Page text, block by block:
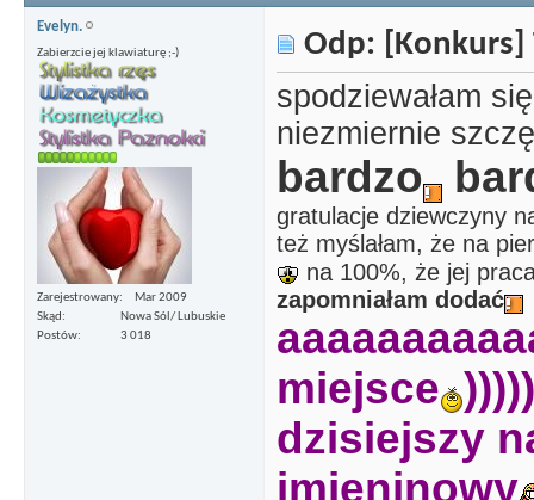
Evelyn.
Zabierzcie jej klawiaturę ;-)
Zarejestrowany
Mar 2009
Skąd
Nowa Sól/ Lubuskie
Postów
3 018
Odp: [Konkurs]
spodziewałam
niezmiernie
bardzo
gratulacje dziewczyny
też myślałam, że na
na 100%, że jej
zapomniałam dodać
miejsce
dzisiejszy
imieninowy